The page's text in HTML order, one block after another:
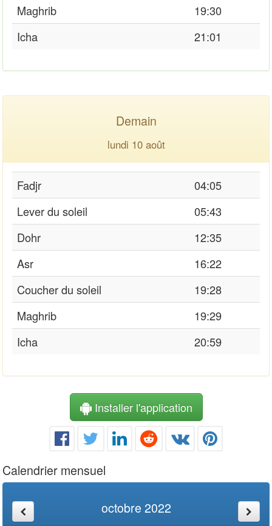
Maghrib
19:30
Icha
21:01
Demain
lundi 10 août
Fadjr
04:05
Lever du soleil
05:43
Dohr
12:35
Asr
16:22
Coucher du soleil
19:28
Maghrib
19:29
Icha
20:59
Installer l'application
Calendrier mensuel
octobre 2022